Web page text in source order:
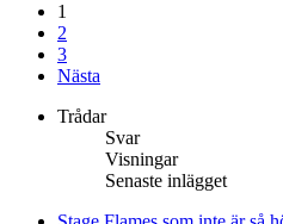
1
2
3
Nästa
Trådar
Svar
Visningar
Senaste inlägget